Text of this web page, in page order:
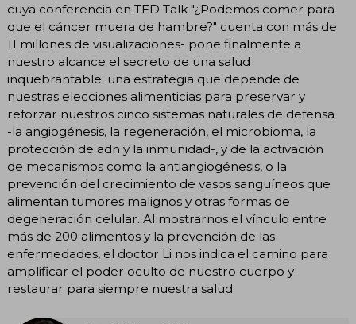
cuya conferencia en TED Talk "¿Podemos comer para
que el cáncer muera de hambre?" cuenta con más de
11 millones de visualizaciones- pone finalmente a
nuestro alcance el secreto de una salud
inquebrantable: una estrategia que depende de
nuestras elecciones alimenticias para preservar y
reforzar nuestros cinco sistemas naturales de defensa
-la angiogénesis, la regeneración, el microbioma, la
protección de adn y la inmunidad-, y de la activación
de mecanismos como la antiangiogénesis, o la
prevención del crecimiento de vasos sanguíneos que
alimentan tumores malignos y otras formas de
degeneración celular. Al mostrarnos el vínculo entre
más de 200 alimentos y la prevención de las
enfermedades, el doctor Li nos indica el camino para
amplificar el poder oculto de nuestro cuerpo y
restaurar para siempre nuestra salud.